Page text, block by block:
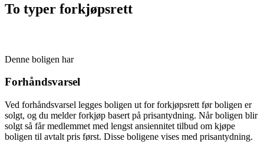
To typer forkjøpsrett
Denne boligen har
Forhåndsvarsel
Ved forhåndsvarsel legges boligen ut for forkjøpsrett før boligen er
solgt, og du melder forkjøp basert på prisantydning. Når boligen blir
solgt så får medlemmet med lengst ansiennitet tilbud om kjøpe
boligen til avtalt pris først. Disse boligene vises med prisantydning.